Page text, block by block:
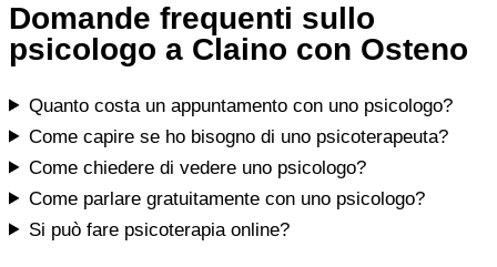
Domande frequenti sullo
psicologo a Claino con Osteno
Quanto costa un appuntamento con uno psicologo?
Come capire se ho bisogno di uno psicoterapeuta?
Come chiedere di vedere uno psicologo?
Come parlare gratuitamente con uno psicologo?
Si può fare psicoterapia online?